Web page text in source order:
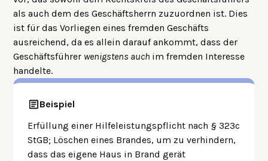
als auch dem des Geschäftsherrn zuzuordnen ist. Dies
ist für das Vorliegen eines fremden Geschäfts
ausreichend, da es allein darauf ankommt, dass der
Geschäftsführer wenigstens auch im fremden Interesse
handelte.
Beispiel
Erfüllung einer Hilfeleistungspflicht nach § 323c
StGB; Löschen eines Brandes, um zu verhindern,
dass das eigene Haus in Brand gerät